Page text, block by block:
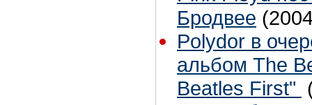
Бродвее
Polydor в
альбом The
Beatles First"